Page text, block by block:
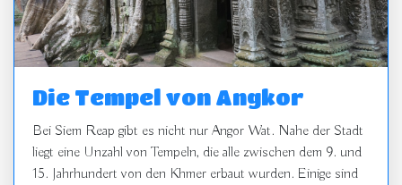
Die Tempel von Angkor
Bei Siem Reap gibt es nicht nur Angor Wat. Nahe der Stadt
liegt eine Unzahl von Tempeln, die alle zwischen dem 9. und
15. Jahrhundert von den Khmer erbaut wurden. Einige sind